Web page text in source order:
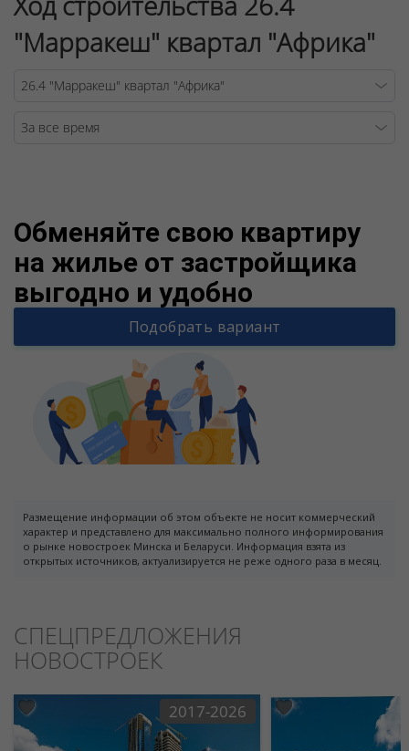
"Марракеш" квартал "Африка"
Обменяйте свою квартиру
на жилье от застройщика
выгодно и удобно
Подобрать вариант
Размещение информации об этом объекте не носит коммерческий
характер и представлено для максимально полного информирования
о рынке новостроек Минска и Беларуси. Информация взята из
открытых источников, актуализируется не реже одного раза в месяц.
СПЕЦПРЕДЛОЖЕНИЯ
НОВОСТРОЕК
2017-2026